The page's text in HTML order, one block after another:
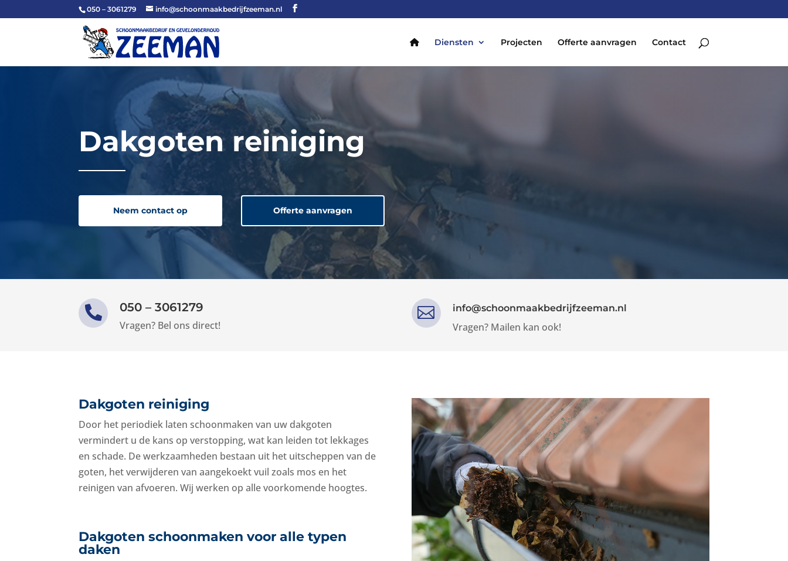
050 – 3061279 info@schoonmaakbedrijfzeeman.nl
Diensten Projecten Offerte aanvragen Contact
Dakgoten reiniging
Neem contact op Offerte aanvragen
 050 – 3061279
Vragen? Bel ons direct!
 info@schoonmaakbedrijfzeeman.nl
Vragen? Mailen kan ook!
Dakgoten reiniging
Door het periodiek laten schoonmaken van uw dakgoten
vermindert u de kans op verstopping, wat kan leiden tot lekkages
en schade. De werkzaamheden bestaan uit het uitscheppen van de
goten, het verwijderen van aangekoekt vuil zoals mos en het
reinigen van afvoeren. Wij werken op alle voorkomende hoogtes.
Dakgoten schoonmaken voor alle typen
daken